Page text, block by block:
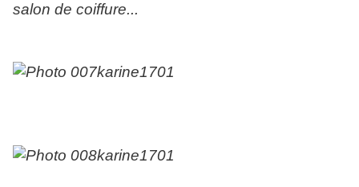
salon de coiffure...